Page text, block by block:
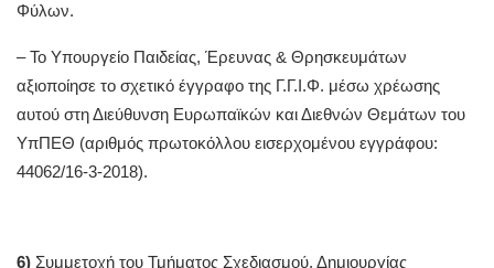
Φύλων.
– To Υπουργείο Παιδείας, Έρευνας & Θρησκευμάτων
αξιοποίησε το σχετικό έγγραφο της Γ.Γ.Ι.Φ. μέσω χρέωσης
αυτού στη Διεύθυνση Ευρωπαϊκών και Διεθνών Θεμάτων του
ΥπΠΕΘ (αριθμός πρωτοκόλλου εισερχομένου εγγράφου:
44062/16-3-2018).
6) Συμμετοχή του Τμήματος Σχεδιασμού, Δημιουργίας